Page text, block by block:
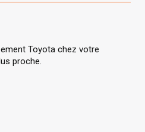
Toyota chez votre
proche.